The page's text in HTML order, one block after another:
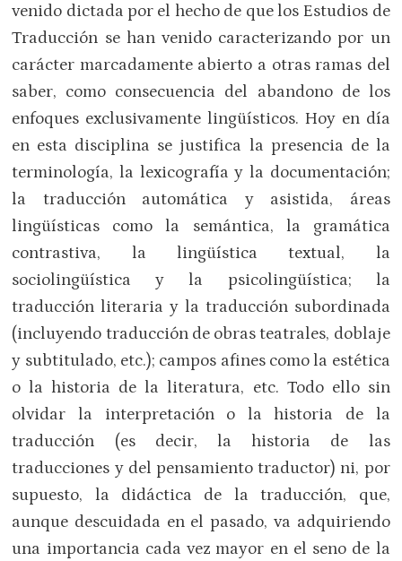
venido dictada por el hecho de que los Estudios de
Traducción se han venido caracterizando por un
carácter marcadamente abierto a otras ramas del
saber, como consecuencia del abandono de los
enfoques exclusivamente lingüísticos. Hoy en día
en esta disciplina se justifica la presencia de la
terminología, la lexicografía y la documentación;
la traducción automática y asistida, áreas
lingüísticas como la semántica, la gramática
contrastiva, la lingüística textual, la
sociolingüística y la psicolingüística; la
traducción literaria y la traducción subordinada
(incluyendo traducción de obras teatrales, doblaje
y subtitulado, etc.); campos afines como la estética
o la historia de la literatura, etc. Todo ello sin
olvidar la interpretación o la historia de la
traducción (es decir, la historia de las
traducciones y del pensamiento traductor) ni, por
supuesto, la didáctica de la traducción, que,
aunque descuidada en el pasado, va adquiriendo
una importancia cada vez mayor en el seno de la